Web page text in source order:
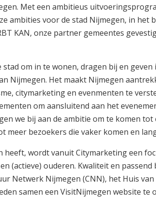
Met een ambitieus
ambities voor de stad Nijmegen, in het
KAN, onze partner gemeentes
om in te wonen, dragen bij en geven
Nijmegen. Het maakt Nijmegen
citymarketing en evenmenten te
om aansluitend aan het
we bij aan de ambitie om te komen tot
bezoekers die vaker komen en
heeft, wordt vanuit Citymarketing een
(actieve) ouderen. Kwaliteit en passend
Netwerk Nijmegen (CNN), het Huis
samen een VisitNijmegen website te